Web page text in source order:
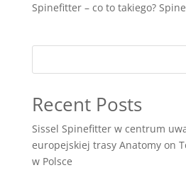
Spinefitter – co to takiego?
Recent Posts
Sissel Spinefitter w centrum
europejskiej trasy Anatomy on
w Polsce